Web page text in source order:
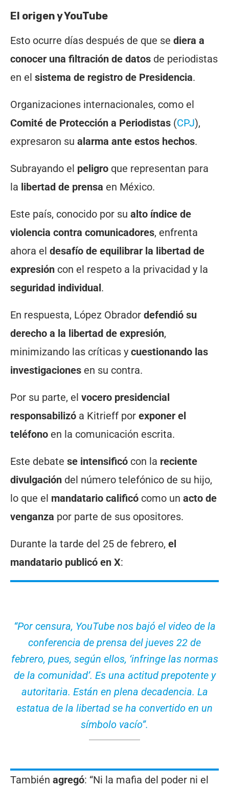
El origen y YouTube
Esto ocurre días después de que se diera a
conocer una filtración de datos de periodistas
en el sistema de registro de Presidencia.
Organizaciones internacionales, como el
Comité de Protección a Periodistas (CPJ),
expresaron su alarma ante estos hechos.
Subrayando el peligro que representan para
la libertad de prensa en México.
Este país, conocido por su alto índice de
violencia contra comunicadores, enfrenta
ahora el desafío de equilibrar la libertad de
expresión con el respeto a la privacidad y la
seguridad individual.
En respuesta, López Obrador defendió su
derecho a la libertad de expresión,
minimizando las críticas y cuestionando las
investigaciones en su contra.
Por su parte, el vocero presidencial
responsabilizó a Kitrieff por exponer el
teléfono en la comunicación escrita.
Este debate se intensificó con la reciente
divulgación del número telefónico de su hijo,
lo que el mandatario calificó como un acto de
venganza por parte de sus opositores.
Durante la tarde del 25 de febrero, el
mandatario publicó en X:
“Por censura, YouTube nos bajó el video de la
conferencia de prensa del jueves 22 de
febrero, pues, según ellos, ‘infringe las normas
de la comunidad’. Es una actitud prepotente y
autoritaria. Están en plena decadencia. La
estatua de la libertad se ha convertido en un
símbolo vacío”.
También agregó: “Ni la mafia del poder ni el